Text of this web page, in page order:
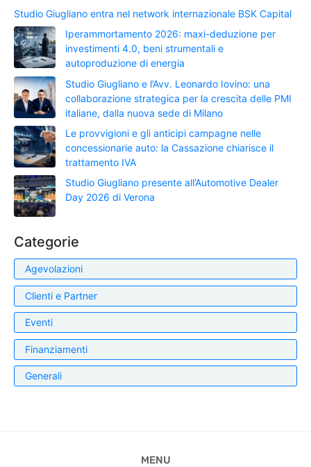
Studio Giugliano entra nel network internazionale BSK Capital
Iperammortamento 2026: maxi-deduzione per
investimenti 4.0, beni strumentali e
autoproduzione di energia
Studio Giugliano e l’Avv. Leonardo Iovino: una
collaborazione strategica per la crescita delle PMI
italiane, dalla nuova sede di Milano
Le provvigioni e gli anticipi campagne nelle
concessionarie auto: la Cassazione chiarisce il
trattamento IVA
Studio Giugliano presente all’Automotive Dealer
Day 2026 di Verona
Categorie
Agevolazioni
Clienti e Partner
Eventi
Finanziamenti
Generali
MENU